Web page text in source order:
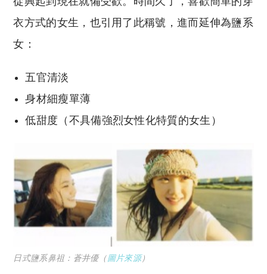
衣方式的女生，也引用了此稱號，進而延伸為鹽系
女：
五官清淡
身材細瘦單薄
低甜度（不具備強烈女性化特質的女生）
日式鹽系鼻祖：蒼井優（圖片來源）